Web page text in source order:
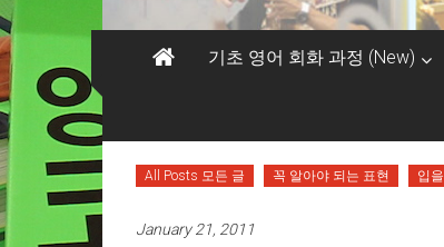
기초 영어 회화 과정 (New)
All Posts 모든 글 꼭 알아야 되는 표현 입
January 21, 2011